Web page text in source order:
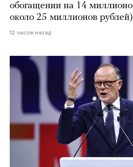
обогащении на 14
около 25 миллионов рублей)
12 часов назад